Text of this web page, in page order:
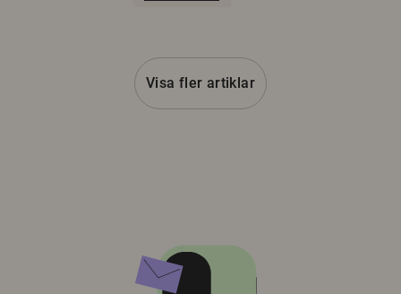
Visa fler artiklar